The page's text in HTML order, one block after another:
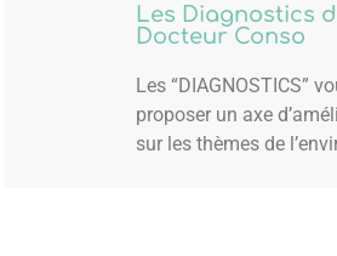
Les Diagnostics
Docteur Conso
Les “DIAGNOSTICS”
proposer un axe
sur les thèmes de